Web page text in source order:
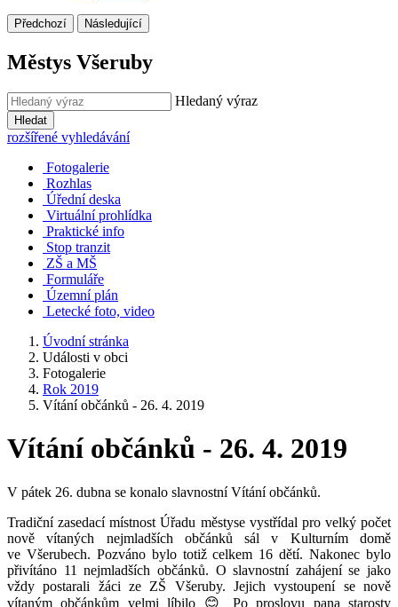
Předchozí Následující
Městys Všeruby
Hledaný výraz
Hledat
rozšířené vyhledávání
Fotogalerie
Rozhlas
Úřední deska
Virtuální prohlídka
Praktické info
Stop tranzit
ZŠ a MŠ
Formuláře
Územní plán
Letecké foto, video
Úvodní stránka
Události v obci
Fotogalerie
Rok 2019
Vítání občánků - 26. 4. 2019
Vítání občánků - 26. 4. 2019
V pátek 26. dubna se konalo slavnostní Vítání občánků.
Tradiční zasedací místnost Úřadu městyse vystřídal pro velký počet
nově vítaných nejmladších občánků sál v Kulturním domě
ve Všerubech. Pozváno bylo totiž celkem 16 dětí. Nakonec bylo
přivítáno 11 nejmladších občánků. O slavnostní zahájení se jako
vždy postarali žáci ze ZŠ Všeruby. Jejich vystoupení se nově
vítaným občánkům velmi líbilo 😊 Po proslovu pana starosty